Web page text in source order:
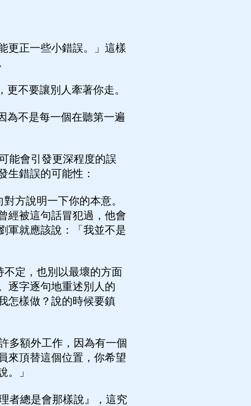
更正一些小錯誤。」這樣
不要讓別人牽著你走。
為不是每一個在聽第一遍
能會引發更深程度的誤
生錯誤的可能性：
方說明一下你的本意。
經被這句話冒犯過，他會
軍就應該說：「我並不是
定，也別以最壞的方面
逐字逐句地重述別人的
怎樣做？說的時候要鎮
多額外工作，因為有一個
來頂替這個位置，你希望
。」
者總是會那樣說』，這究